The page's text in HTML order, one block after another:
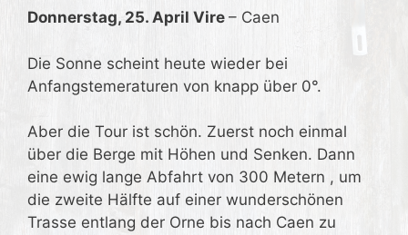
Donnerstag, 25. April Vire – Caen
Die Sonne scheint heute wieder bei
Anfangstemeraturen von knapp über 0°.
Aber die Tour ist schön. Zuerst noch einmal
über die Berge mit Höhen und Senken. Dann
eine ewig lange Abfahrt von 300 Metern , um
die zweite Hälfte auf einer wunderschönen
Trasse entlang der Orne bis nach Caen zu